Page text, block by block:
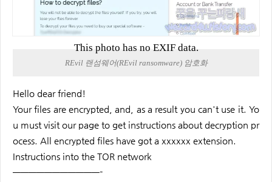
This photo has no EXIF data.
REvil 랜섬웨어(REvil ransomware) 암호화
Hello dear friend!
Your files are encrypted, and, as a result you can't use it. Yo
u must visit our page to get instructions about decryption pr
ocess. All encrypted files have got a xxxxxx extension.
Instructions into the TOR network
———————————-